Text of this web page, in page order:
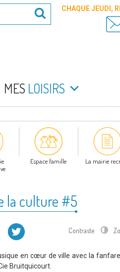
Recherche
CHAQUE JEUDI,
MES LOISIRS
Espace famille La mairie
la culture #5
Twitter Contraste
en cœur de ville avec la
Bruitquicourt.